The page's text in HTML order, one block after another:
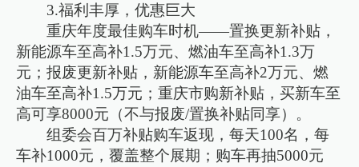
3.福利丰厚，优惠巨大
重庆年度最佳购车时机——置换更新补贴，
新能源车至高补1.5万元、燃油车至高补1.3万
元；报废更新补贴，新能源车至高补2万元、燃
油车至高补1.5万元；重庆市购新补贴，买新车至
高可享8000元（不与报废/置换补贴同享）。
组委会百万补贴购车返现，每天100名，每
车补1000元，覆盖整个展期；购车再抽5000元